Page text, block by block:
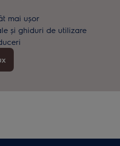
mai ușor
și ghiduri de utilizare